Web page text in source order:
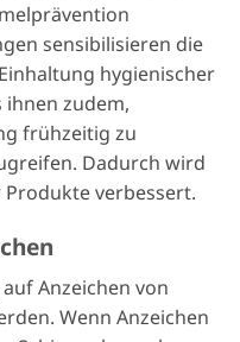
sensibilisieren die
hygienischer
zudem,
frühzeitig zu
Dadurch wird
verbessert.
Anzeichen von
Wenn Anzeichen